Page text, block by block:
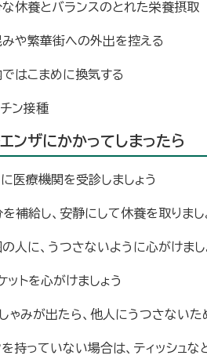
休養とバランスのとれた栄養摂取
や繁華街への外出を控える
はこまめに換気する
ン接種
ンザにかかってしまったら
医療機関を受診しましょう
補給し、安静にして休養を取りまし
人に、うつさないように心がけまし
トを心がけましょう
ゃみが出たら、他人にうつさないた
持っていない場合は、ティッシュ